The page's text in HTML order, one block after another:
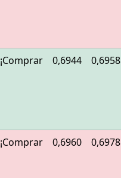
¡Comprar 0,6944 0,6958
¡Comprar 0,6960 0,6978